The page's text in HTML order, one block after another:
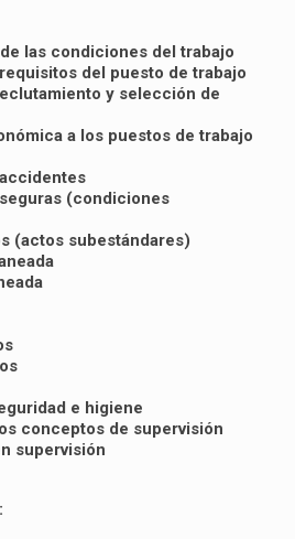
las condiciones del trabajo
del puesto de trabajo
y selección de
a los puestos de trabajo
(condiciones
(actos subestándares)
e higiene
conceptos de supervisión
supervisión